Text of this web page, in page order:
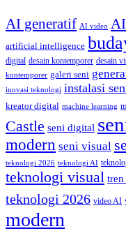
AI generatif AI video
artificial intelligence
digital desain kontemporer desain
kontemporer galeri seni
inovasi teknologi instalasi
kreator digital machine learning
Castle seni digital
modern seni visual
teknologi 2026 teknologi AI
teknologi visual tren
teknologi 2026 video AI
modern